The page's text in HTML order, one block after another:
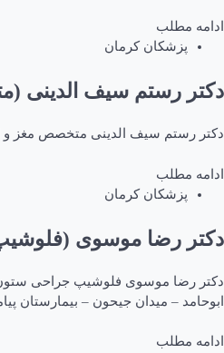
ادامه مطلب
پزشکان کرمان
دکتر رستم سیف الدینی
دکتر رستم سیف الدینی متخصص مغز و اعصاب (نورولوژی) متخصص شماره نظام : ۳۸۱۷۵ آدرس: کرمان-
ادامه مطلب
پزشکان کرمان
دکتر رضا موسوی
ابوحامد – میدان جیحون – بیمارستان پیامبر
ادامه مطلب